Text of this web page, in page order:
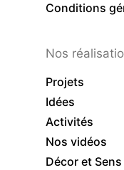
Conditions
Nos
Projets
Idées
Activités
Nos vidéos
Décor et Sens